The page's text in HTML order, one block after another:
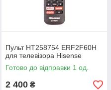
Пульт HT258754 ERF2F60H
для телевізора Hisense
Готово до відправки 1 од.
2 400 ₴